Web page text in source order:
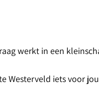
werkt in een
Westerveld iets voor